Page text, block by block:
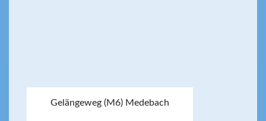
Gelängeweg (M6) Medebach